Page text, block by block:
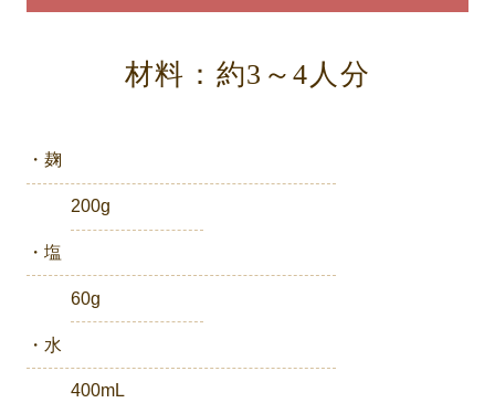
材料：約3～4人分
・麹
200g
・塩
60g
・水
400mL